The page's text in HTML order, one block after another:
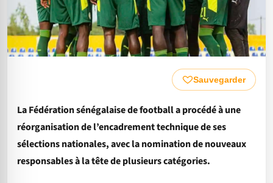
Sauvegarder
La Fédération sénégalaise de football a procédé à une
réorganisation de l’encadrement technique de ses
sélections nationales, avec la nomination de nouveaux
responsables à la tête de plusieurs catégories.